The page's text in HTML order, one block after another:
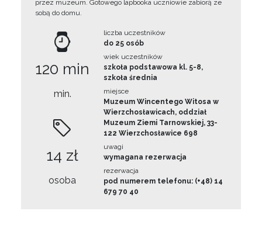
przez muzeum. Gotowego lapbooka uczniowie zabiorą ze
sobą do domu.
120 min
min.
14 zł
osoba
liczba uczestników
do 25 osób
wiek uczestników
szkoła podstawowa kl. 5-8,
szkoła średnia
miejsce
Muzeum Wincentego Witosa w
Wierzchosławicach, oddział
Muzeum Ziemi Tarnowskiej, 33-
122 Wierzchosławice 698
uwagi
wymagana rezerwacja
rezerwacja
pod numerem telefonu: (+48) 14
679 70 40